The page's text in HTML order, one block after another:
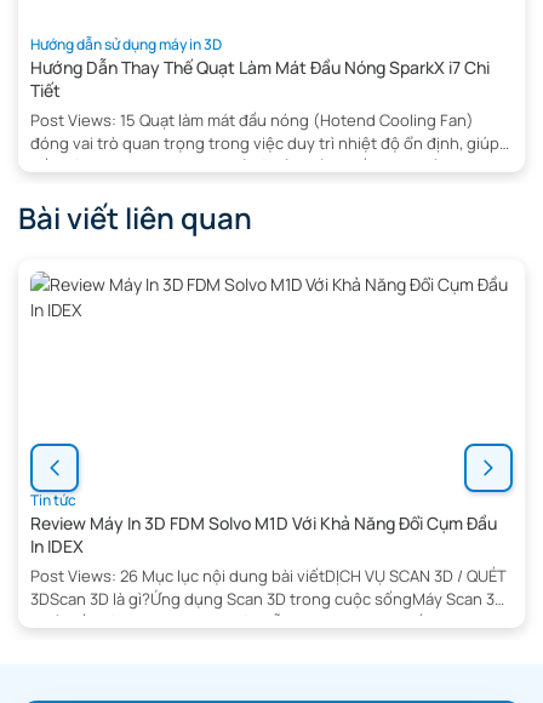
Hướng dẫn sử dụng máy in 3D
Hướng Dẫn Thay Thế Quạt Làm Mát Đầu Nóng SparkX i7 Chi
Tiết
Post Views: 15 Quạt làm mát đầu nóng (Hotend Cooling Fan)
đóng vai trò quan trọng trong việc duy trì nhiệt độ ổn định, giúp
đầu nóng hoạt động hiệu quả và đảm bảo chất lượng bản in 3D.
giúp […]
Bài viết liên quan
Tin tức
Review Máy In 3D FDM Solvo M1D Với Khả Năng Đổi Cụm Đầu
In IDEX
Post Views: 26 Mục lục nội dung bài viếtDỊCH VỤ SCAN 3D / QUÉT
3DScan 3D là gì?Ứng dụng Scan 3D trong cuộc sốngMáy Scan 3D
phổ biến dùng trong việc quét mẫu 3DĐơn vị cung cấp dịch vụ